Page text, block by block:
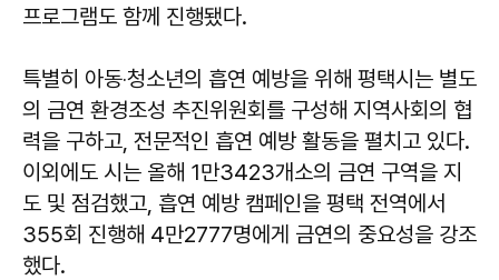
프로그램도 함께 진행됐다.
특별히 아동‧청소년의 흡연 예방을 위해 평택시는 별도
의 금연 환경조성 추진위원회를 구성해 지역사회의 협
력을 구하고, 전문적인 흡연 예방 활동을 펼치고 있다.
이외에도 시는 올해 1만3423개소의 금연 구역을 지
도 및 점검했고, 흡연 예방 캠페인을 평택 전역에서
355회 진행해 4만2777명에게 금연의 중요성을 강조
했다.